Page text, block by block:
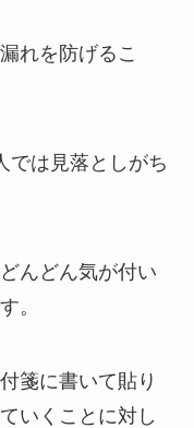
れを防げるこ
では見落としがち
んどん気が付い
。
箋に書いて貼り
いくことに対し